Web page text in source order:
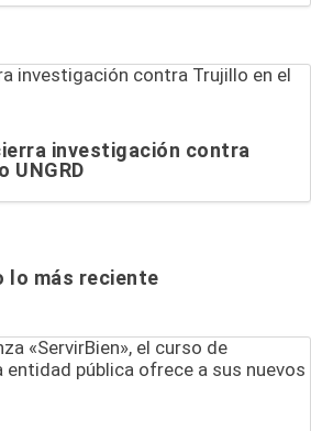
investigación contra
UNGRD
lo más reciente